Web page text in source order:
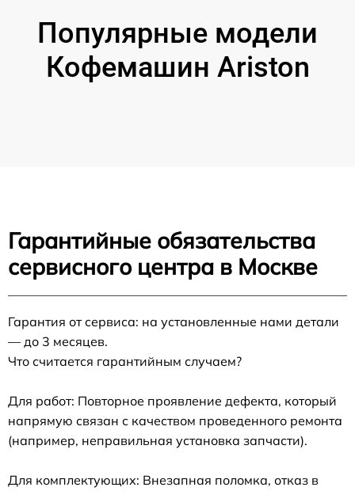
Популярные модели
Кофемашин Ariston
Гарантийные обязательства
сервисного центра в Москве
Гарантия от сервиса: на установленные нами детали
— до 3 месяцев.
Что считается гарантийным случаем?
Для работ: Повторное проявление дефекта, который
напрямую связан с качеством проведенного ремонта
(например, неправильная установка запчасти).
Для комплектующих: Внезапная поломка, отказ в